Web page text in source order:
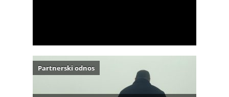
Partnerski odnos